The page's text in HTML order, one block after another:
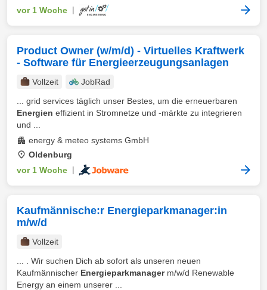
vor 1 Woche
Product Owner (w/m/d) - Virtuelles Kraftwerk
- Software für Energieerzeugungsanlagen
Vollzeit
JobRad
... grid services täglich unser Bestes, um die erneuerbaren
Energien effizient in Stromnetze und -märkte zu integrieren
und ...
energy & meteo systems GmbH
Oldenburg
vor 1 Woche
Kaufmännische:r Energieparkmanager:in
m/w/d
Vollzeit
... . Wir suchen Dich ab sofort als unseren neuen
Kaufmännischer Energieparkmanagerm/w/d Renewable
Energy an einem unserer ...